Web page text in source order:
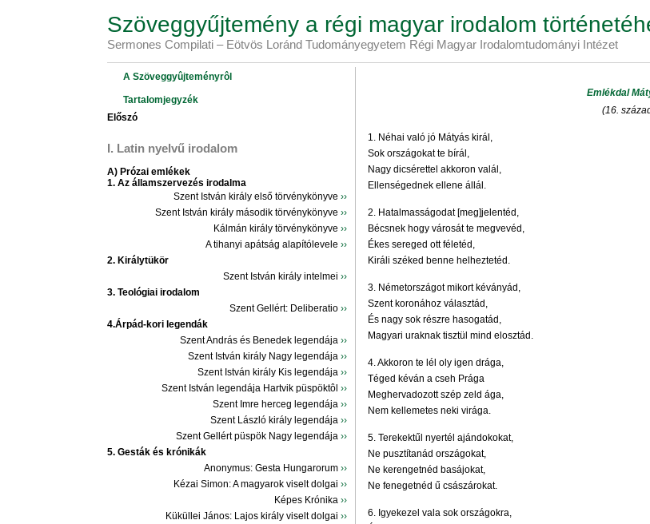
Szöveggyűjtemény a régi magyar irodalom
Sermones Compilati – Eötvös Loránd Tudományegyetem Régi Magyar Irodalomtudományi Intézet
A Szöveggyûjteményrôl
Tartalomjegyzék
Előszó
I. Latin nyelvű irodalom
A) Prózai emlékek
1. Az államszervezés irodalma
Szent István király első törvénykönyve››
Szent István király második törvénykönyve››
Kálmán király törvénykönyve››
A tihanyi apátság alapítólevele››
2. Királytükör
Szent István király intelmei››
3. Teológiai irodalom
Szent Gellért: Deliberatio››
4.Árpád-kori legendák
Szent András és Benedek legendája››
Szent István király Nagy legendája››
Szent István király Kis legendája››
Szent István legendája Hartvik püspöktôl››
Szent Imre herceg legendája››
Szent László király legendája››
Szent Gellért püspök Nagy legendája››
5. Gesták és krónikák
Anonymus: Gesta Hungarorum››
Kézai Simon: A magyarok viselt dolgai››
Képes Krónika››
Küküllei János: Lajos király viselt dolgai››
Emlékdal
(16.
1. Néhai való jó Mátyás királ,
Sok országokat te bírál,
Nagy dicsérettel akkoron valál,
Ellenségednek ellene állál.
2. Hatalmasságodat [meg]jelentéd,
Bécsnek hogy városát te megvevéd,
Ékes sereged ott féletéd,
Királi széked benne helheztetéd.
3. Németországot mikort kéványád,
Szent koronához választád,
És nagy sok részre hasogatád,
Magyari uraknak tisztül mind elosztád.
4. Akkoron te lél oly igen drága,
Téged kéván a cseh Prága
Meghervadozott szép zeld ága,
Nem kellemetes neki virága.
5. Terekektűl nyertél ajándokokat,
Ne pusztítanád országokat,
Ne kerengetnéd basájokat,
Ne fenegetnéd ű császárokat.
6. Igyekezel vala sok országokra,